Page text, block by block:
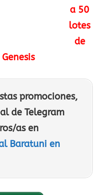
a 50
lotes
de
promociones,
de Telegram
as en
Baratuni en